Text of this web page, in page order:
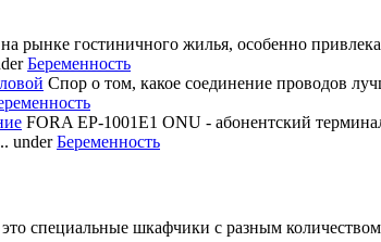
рынке гостиничного жилья, особенно
Беременность
Спор о том, какое соединение проводов
FORA EP-1001E1 ONU - абонентский
underБеременность
специальные шкафчики с разным